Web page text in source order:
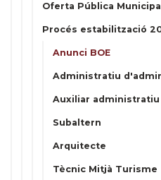
Oferta Pública Municipal
Procés estabilització
Anunci BOE
Administratiu
Auxiliar administratiu
Subaltern
Arquitecte
Tècnic Mitjà Turisme